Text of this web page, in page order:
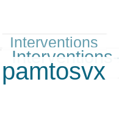
Interventions
Interventions-
pamtosvx